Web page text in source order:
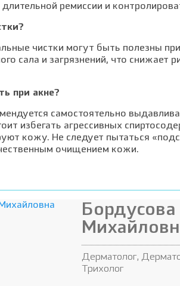
ремиссии и
чистки могут быть полезны
сала и загрязнений, что снижает
при акне?
самостоятельно
избегать агрессивных
кожу. Не следует пытаться
очищением кожи.
Дерматолог,
Трихолог